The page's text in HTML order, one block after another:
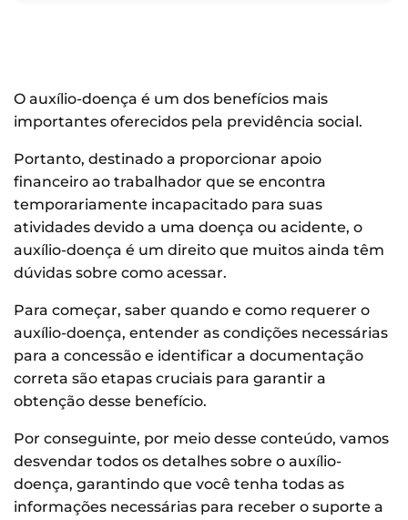
O auxílio-doença é um dos benefícios mais
importantes oferecidos pela previdência social.
Portanto, destinado a proporcionar apoio
financeiro ao trabalhador que se encontra
temporariamente incapacitado para suas
atividades devido a uma doença ou acidente, o
auxílio-doença é um direito que muitos ainda têm
dúvidas sobre como acessar.
Para começar, saber quando e como requerer o
auxílio-doença, entender as condições necessárias
para a concessão e identificar a documentação
correta são etapas cruciais para garantir a
obtenção desse benefício.
Por conseguinte, por meio desse conteúdo, vamos
desvendar todos os detalhes sobre o auxílio-
doença, garantindo que você tenha todas as
informações necessárias para receber o suporte a